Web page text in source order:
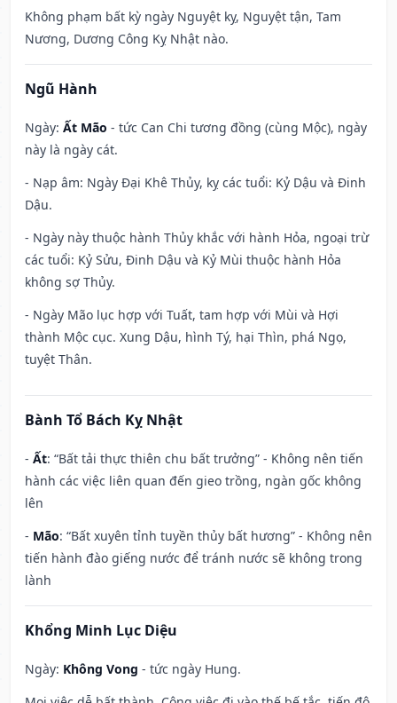
Không phạm bất kỳ ngày Nguyệt kỵ, Nguyệt tận, Tam
Nương, Dương Công Kỵ Nhật nào.
Ngũ Hành
Ngày: Ất Mão - tức Can Chi tương đồng (cùng Mộc), ngày
này là ngày cát.
- Nạp âm: Ngày Đại Khê Thủy, kỵ các tuổi: Kỷ Dậu và Đinh
Dậu.
- Ngày này thuộc hành Thủy khắc với hành Hỏa, ngoại trừ
các tuổi: Kỷ Sửu, Đinh Dậu và Kỷ Mùi thuộc hành Hỏa
không sợ Thủy.
- Ngày Mão lục hợp với Tuất, tam hợp với Mùi và Hợi
thành Mộc cục. Xung Dậu, hình Tý, hại Thìn, phá Ngọ,
tuyệt Thân.
Bành Tổ Bách Kỵ Nhật
- Ất: “Bất tải thực thiên chu bất trưởng” - Không nên tiến
hành các việc liên quan đến gieo trồng, ngàn gốc không
lên
- Mão: “Bất xuyên tỉnh tuyền thủy bất hương” - Không nên
tiến hành đào giếng nước để tránh nước sẽ không trong
lành
Khổng Minh Lục Diệu
Ngày: Không Vong - tức ngày Hung.